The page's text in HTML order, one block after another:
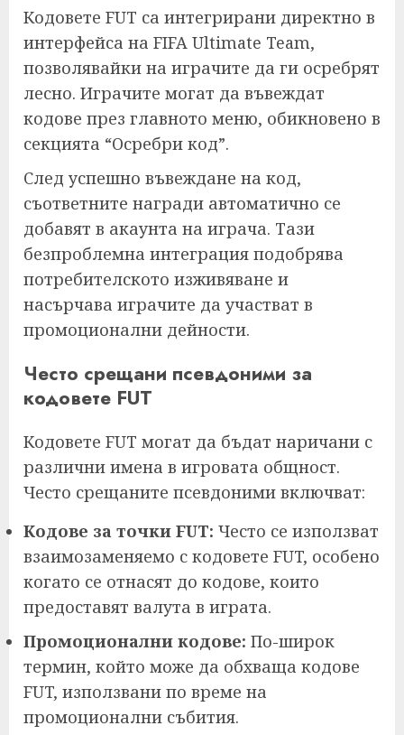
Кодовете FUT са интегрирани директно в
интерфейса на FIFA Ultimate Team,
позволявайки на играчите да ги осребрят
лесно. Играчите могат да въвеждат
кодове през главното меню, обикновено в
секцията “Осребри код”.
След успешно въвеждане на код,
съответните награди автоматично се
добавят в акаунта на играча. Тази
безпроблемна интеграция подобрява
потребителското изживяване и
насърчава играчите да участват в
промоционални дейности.
Често срещани псевдоними за
кодовете FUT
Кодовете FUT могат да бъдат наричани с
различни имена в игровата общност.
Често срещаните псевдоними включват:
Кодове за точки FUT: Често се използват
взаимозаменяемо с кодовете FUT, особено
когато се отнасят до кодове, които
предоставят валута в играта.
Промоционални кодове: По-широк
термин, който може да обхваща кодове
FUT, използвани по време на
промоционални събития.